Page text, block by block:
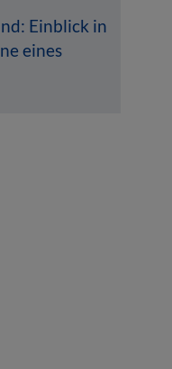
Einblick in
eines